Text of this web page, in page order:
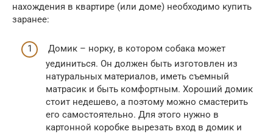
нахождения в квартире (или доме) необходимо купить
заранее:
Домик – норку, в котором собака может
уединиться. Он должен быть изготовлен из
натуральных материалов, иметь съемный
матрасик и быть комфортным. Хороший домик
стоит недешево, а поэтому можно смастерить
его самостоятельно. Для этого нужно в
картонной коробке вырезать вход в домик и